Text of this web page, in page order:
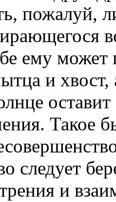
пожалуй,
ему
и
Такое
следует
и